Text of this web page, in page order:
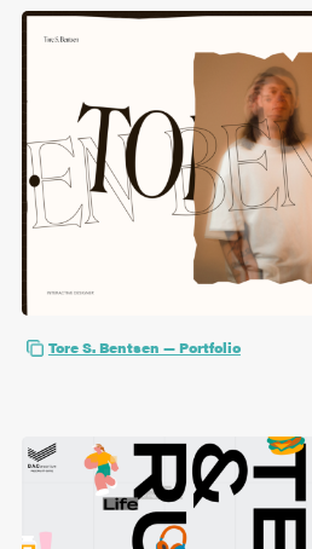
Tore S. Bentsen — Portfolio